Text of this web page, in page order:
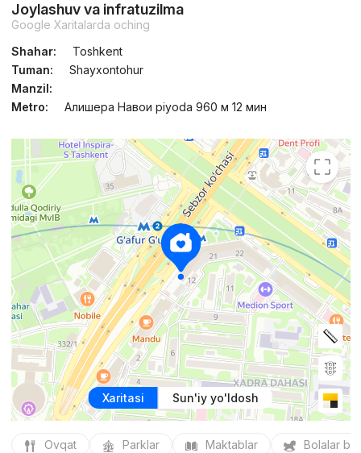
Joylashuv va infratuzilma
Google Xaritalarda oching
Shahar:
Toshkent
Tuman:
Shayxontohur
Manzil:
Metro:
Алишера Навои piyoda 960 м 12 мин
Xaritasi Sun'iy yo'ldosh
Ovqat Parklar Maktablar Bolalar